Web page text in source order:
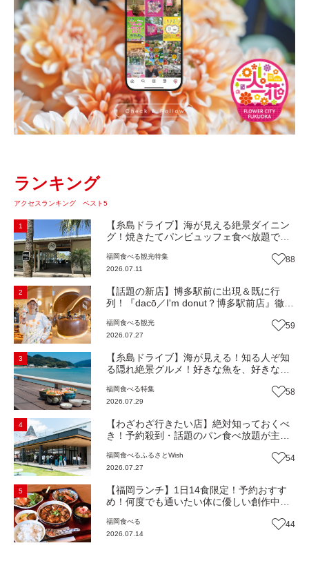
ランキング
アクセスランキング ベスト5
1
【糸島ドライブ】海が見える絶景ダイニン
グ！焼きたてパンビュッフェ食べ放題で大
Beach Cafe』（福岡・糸島市）【まち歩
き】
福岡食べる観光特集
2026.07.11
88
2
【話題の新店】博多駅前に出現＆既に行
列！『dacō／I'm donut？博多駅前店』徹底
しみ方＆イチオシメニューも紹介！（福岡
市博多区）【まち歩き】
福岡食べる観光
2026.07.27
59
3
【糸島ドライブ】海が見える！知る人ぞ知
る隠れ絶景グルメ！好きな魚を、好きなだ
堂』（福岡市西区）【まち歩き】
福岡食べる特集
2026.07.29
58
4
【わざわざ行きたい店】絶対知っておくべ
き！予約殺到・話題のパン食べ放題が主
『bound garden』（福岡・新宮町）【まち
歩き】
福岡食べる ふるさとWish
2026.07.27
54
5
【福岡ランチ】1日14食限定！予約おすす
め！何度でも通いたい体に優しい創作中華
【まち歩き】
福岡食べる
2026.07.14
44